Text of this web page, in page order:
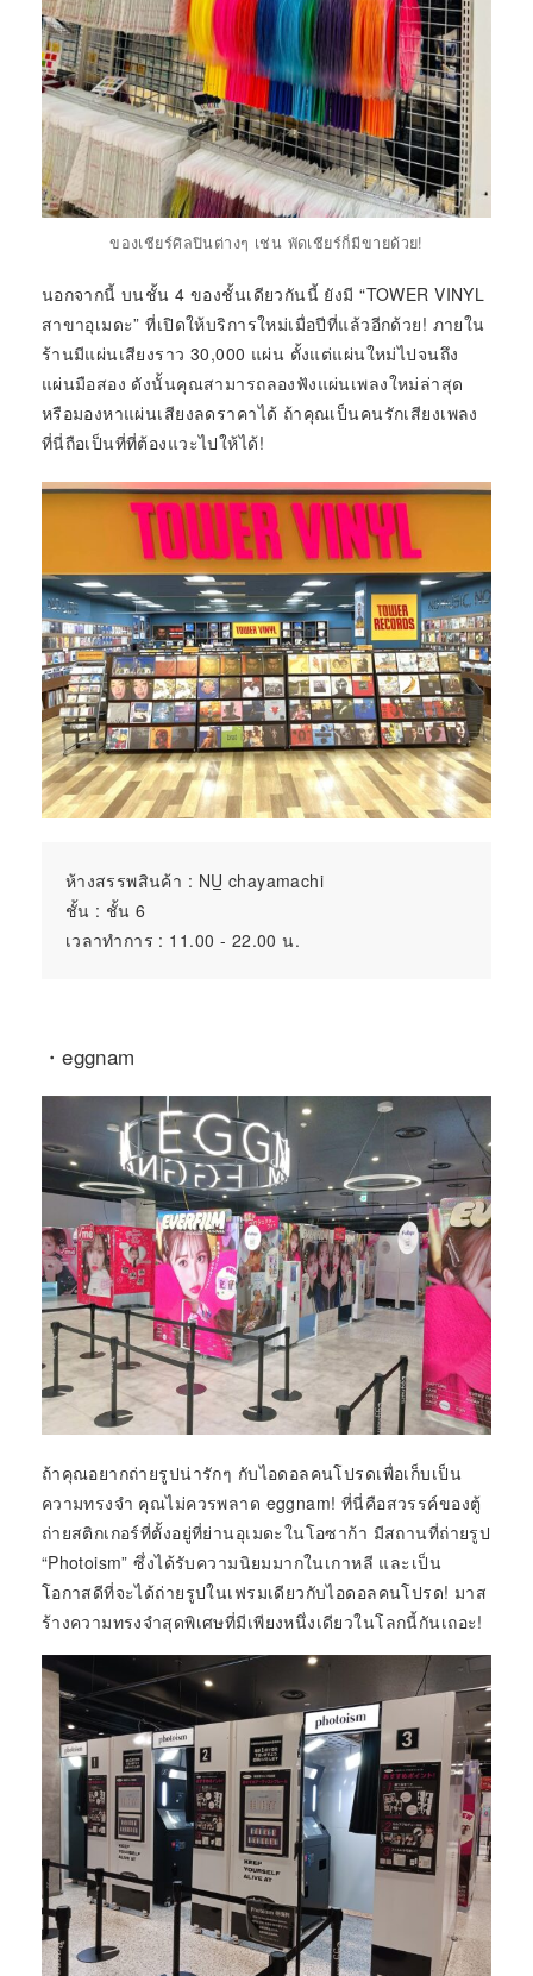
ของเชียร์ศิลปินต่างๆ เช่น พัดเชียร์ก็มีขายด้วย!
นอกจากนี้ บนชั้น 4 ของชั้นเดียวกันนี้ ยังมี “TOWER VINYL
สาขาอุเมดะ” ที่เปิดให้บริการใหม่เมื่อปีที่แล้วอีกด้วย! ภายใน
ร้านมีแผ่นเสียงราว 30,000 แผ่น ตั้งแต่แผ่นใหม่ไปจนถึง
แผ่นมือสอง ดังนั้นคุณสามารถลองฟังแผ่นเพลงใหม่ล่าสุด
หรือมองหาแผ่นเสียงลดราคาได้ ถ้าคุณเป็นคนรักเสียงเพลง
ที่นี่ถือเป็นที่ที่ต้องแวะไปให้ได้!
ห้างสรรพสินค้า : NU chayamachi
ชั้น : ชั้น 6
เวลาทำการ : 11.00 - 22.00 น.
・eggnam
ถ้าคุณอยากถ่ายรูปน่ารักๆ กับไอดอลคนโปรดเพื่อเก็บเป็น
ความทรงจำ คุณไม่ควรพลาด eggnam! ที่นี่คือสวรรค์ของตู้
ถ่ายสติกเกอร์ที่ตั้งอยู่ที่ย่านอุเมดะในโอซาก้า มีสถานที่ถ่ายรูป
“Photoism” ซึ่งได้รับความนิยมมากในเกาหลี และเป็น
โอกาสดีที่จะได้ถ่ายรูปในเฟรมเดียวกับไอดอลคนโปรด! มาส
ร้างความทรงจำสุดพิเศษที่มีเพียงหนึ่งเดียวในโลกนี้กันเถอะ!